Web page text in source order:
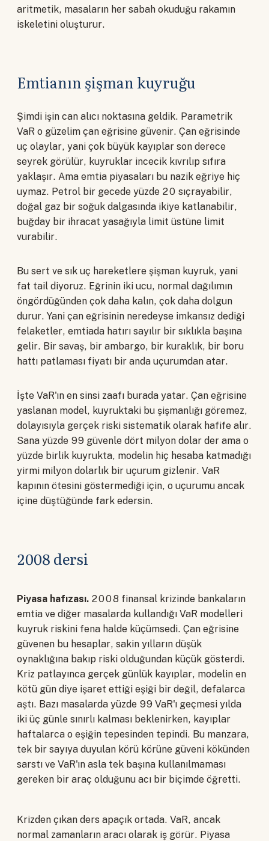
aritmetik, masaların her sabah okuduğu rakamın
iskeletini oluşturur.
Emtianın şişman kuyruğu
Şimdi işin can alıcı noktasına geldik. Parametrik
VaR o güzelim çan eğrisine güvenir. Çan eğrisinde
uç olaylar, yani çok büyük kayıplar son derece
seyrek görülür, kuyruklar incecik kıvrılıp sıfıra
yaklaşır. Ama emtia piyasaları bu nazik eğriye hiç
uymaz. Petrol bir gecede yüzde 20 sıçrayabilir,
doğal gaz bir soğuk dalgasında ikiye katlanabilir,
buğday bir ihracat yasağıyla limit üstüne limit
vurabilir.
Bu sert ve sık uç hareketlere şişman kuyruk, yani
fat tail diyoruz. Eğrinin iki ucu, normal dağılımın
öngördüğünden çok daha kalın, çok daha dolgun
durur. Yani çan eğrisinin neredeyse imkansız dediği
felaketler, emtiada hatırı sayılır bir sıklıkla başına
gelir. Bir savaş, bir ambargo, bir kuraklık, bir boru
hattı patlaması fiyatı bir anda uçurumdan atar.
İşte VaR'ın en sinsi zaafı burada yatar. Çan eğrisine
yaslanan model, kuyruktaki bu şişmanlığı göremez,
dolayısıyla gerçek riski sistematik olarak hafife alır.
Sana yüzde 99 güvenle dört milyon dolar der ama o
yüzde birlik kuyrukta, modelin hiç hesaba katmadığı
yirmi milyon dolarlık bir uçurum gizlenir. VaR
kapının ötesini göstermediği için, o uçurumu ancak
içine düştüğünde fark edersin.
2008 dersi
Piyasa hafızası. 2008 finansal krizinde bankaların
emtia ve diğer masalarda kullandığı VaR modelleri
kuyruk riskini fena halde küçümsedi. Çan eğrisine
güvenen bu hesaplar, sakin yılların düşük
oynaklığına bakıp riski olduğundan küçük gösterdi.
Kriz patlayınca gerçek günlük kayıplar, modelin en
kötü gün diye işaret ettiği eşiği bir değil, defalarca
aştı. Bazı masalarda yüzde 99 VaR'ı geçmesi yılda
iki üç günle sınırlı kalması beklenirken, kayıplar
haftalarca o eşiğin tepesinden tepindi. Bu manzara,
tek bir sayıya duyulan körü körüne güveni kökünden
sarstı ve VaR'ın asla tek başına kullanılmaması
gereken bir araç olduğunu acı bir biçimde öğretti.
Krizden çıkan ders apaçık ortada. VaR, ancak
normal zamanların aracı olarak iş görür. Piyasa